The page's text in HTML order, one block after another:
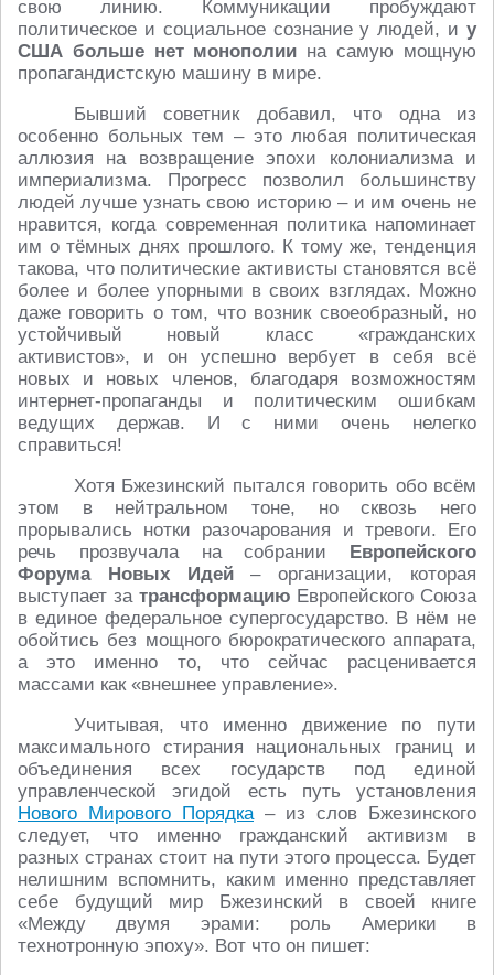
свою линию. Коммуникации пробуждают
политическое и социальное сознание у людей, и у
США больше нет монополии на самую мощную
пропагандистскую машину в мире.
Бывший советник добавил, что одна из
особенно больных тем – это любая политическая
аллюзия на возвращение эпохи колониализма и
империализма. Прогресс позволил большинству
людей лучше узнать свою историю – и им очень не
нравится, когда современная политика напоминает
им о тёмных днях прошлого. К тому же, тенденция
такова, что политические активисты становятся всё
более и более упорными в своих взглядах. Можно
даже говорить о том, что возник своеобразный, но
устойчивый новый класс «гражданских
активистов», и он успешно вербует в себя всё
новых и новых членов, благодаря возможностям
интернет-пропаганды и политическим ошибкам
ведущих держав. И с ними очень нелегко
справиться!
Хотя Бжезинский пытался говорить обо всём
этом в нейтральном тоне, но сквозь него
прорывались нотки разочарования и тревоги. Его
речь прозвучала на собрании Европейского
Форума Новых Идей– организации, которая
выступает за трансформацию Европейского Союза
в единое федеральное супергосударство. В нём не
обойтись без мощного бюрократического аппарата,
а это именно то, что сейчас расценивается
массами как «внешнее управление».
Учитывая, что именно движение по пути
максимального стирания национальных границ и
объединения всех государств под единой
управленческой эгидой есть путь установления
Нового Мирового Порядка– из слов Бжезинского
следует, что именно гражданский активизм в
разных странах стоит на пути этого процесса. Будет
нелишним вспомнить, каким именно представляет
себе будущий мир Бжезинский в своей книге
«Между двумя эрами: роль Америки в
технотронную эпоху». Вот что он пишет: